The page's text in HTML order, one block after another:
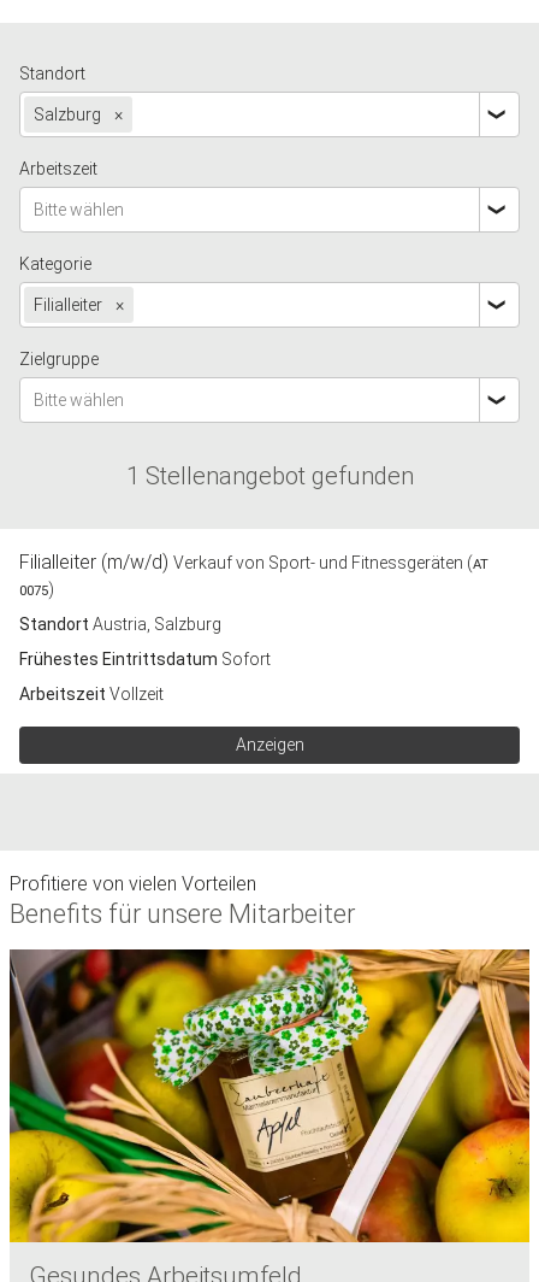
Standort
Salzburg ×
Arbeitszeit
Bitte wählen
Kategorie
Filialleiter ×
Zielgruppe
Bitte wählen
1 Stellenangebot gefunden
Filialleiter (m/w/d) Verkauf von Sport- und Fitnessgeräten (AT
0075)
Standort Austria, Salzburg
Frühestes Eintrittsdatum Sofort
Arbeitszeit Vollzeit
Anzeigen
Profitiere von vielen Vorteilen
Benefits für unsere Mitarbeiter